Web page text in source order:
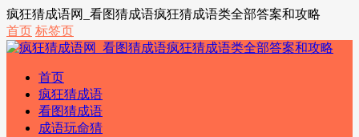
疯狂猜成语网_看图猜成语疯狂猜成语类全部答案和攻略
首页 标签页
首页
疯狂猜成语
看图猜成语
成语玩命猜